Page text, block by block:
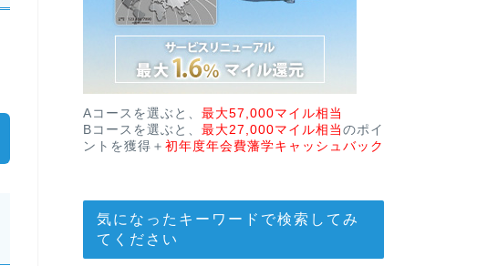
Aコースを選ぶと、 最大57,000マイル相当
Bコースを選ぶと、 最大27,000マイル相当 のポイ
ントを獲得＋ 初年度年会費藩学キャッシュバック
気になったキーワードで検索してみ
てください